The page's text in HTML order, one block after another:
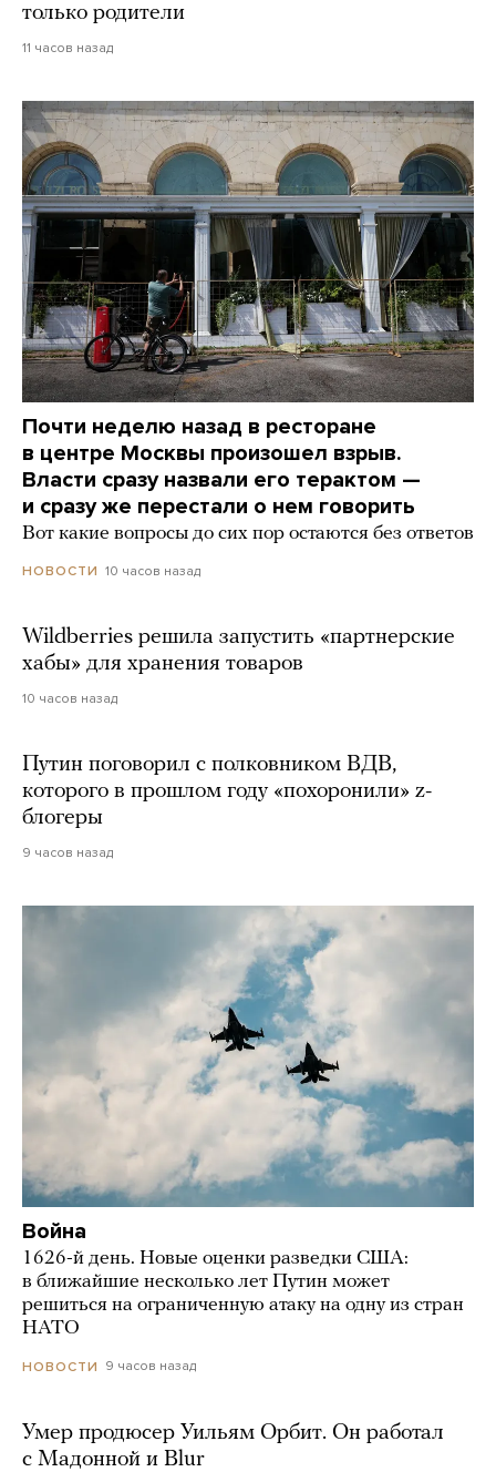
только родители
11 часов назад
Почти неделю назад в ресторане
в центре Москвы произошел взрыв.
Власти сразу назвали его терактом —
и сразу же перестали о нем говорить
Вот какие вопросы до сих пор остаются без ответов
НОВОСТИ 10 часов назад
Wildberries решила запустить «партнерские
хабы» для хранения товаров
10 часов назад
Путин поговорил с полковником ВДВ,
которого в прошлом году «похоронили» z-
блогеры
9 часов назад
Война
1626-й день. Новые оценки разведки США:
в ближайшие несколько лет Путин может
решиться на ограниченную атаку на одну из стран
НАТО
НОВОСТИ 9 часов назад
Умер продюсер Уильям Орбит. Он работал
с Мадонной и Blur